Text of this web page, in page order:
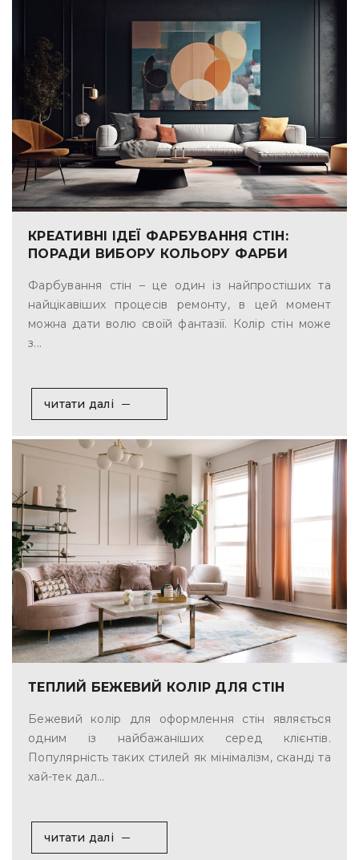
КРЕАТИВНІ ІДЕЇ ФАРБУВАННЯ СТІН:
ПОРАДИ ВИБОРУ КОЛЬОРУ ФАРБИ
Фарбування стін – це один із найпростіших та
найцікавіших процесів ремонту, в цей момент
можна дати волю своїй фантазії. Колір стін може
з...
читати далі
ТЕПЛИЙ БЕЖЕВИЙ КОЛІР ДЛЯ СТІН
Бежевий колір для оформлення стін являється
одним із найбажаніших серед клієнтів.
Популярність таких стилей як мінімалізм, сканді та
хай-тек дал...
читати далі